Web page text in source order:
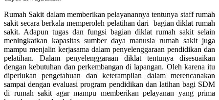
Rumah Sakit dalam memberikan pelayanannya tentunya staff rumah
sakit secara berkala memperoleh pelatihan dari bagian diklat rumah
sakit. Adapun tugas dan fungsi bagian diklat rumah sakit selain
meningkatkan kapasitas sumber daya manusia rumah sakit juga
mampu menjalin kerjasama dalam penyelenggaraan pendidikan dan
pelatihan. Dalam penyelenggaraan diklat tentunya disesuaikan
dengan kebutuhan dan perkembangan di lapangan. Oleh karena itu
diperlukan pengetahuan dan keterampilan dalam merencanakan
sampai dengan evaluasi program pendidikan dan latihan bagi SDM
di rumah sakit agar mampu memberikan pelayanan yang prima